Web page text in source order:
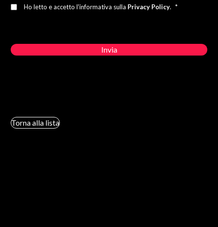
Ho letto e accetto l'informativa sulla Privacy Policy. *
Torna alla lista